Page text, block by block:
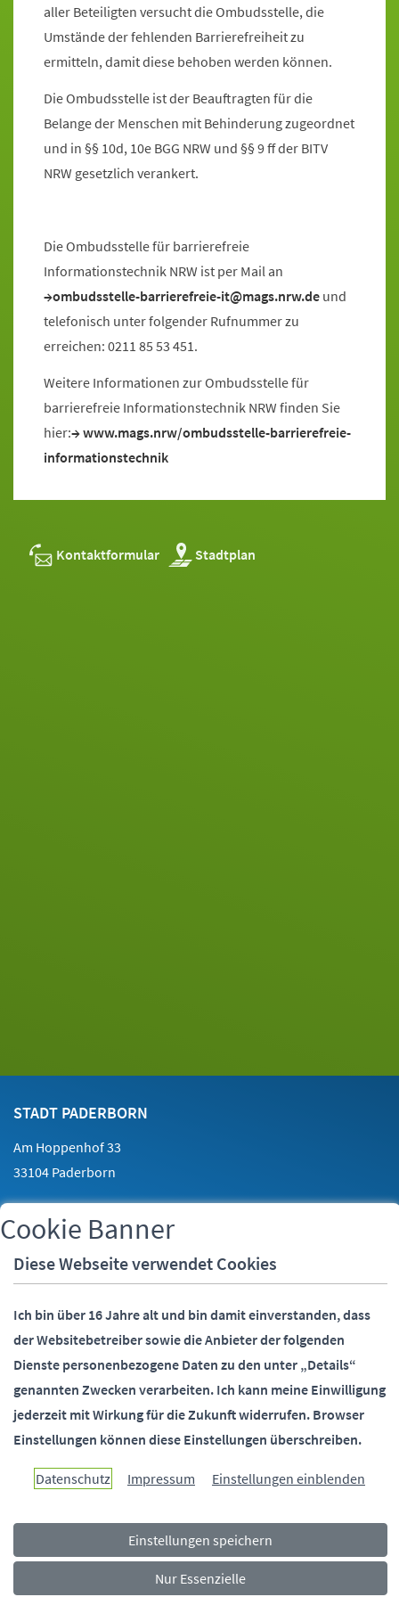
aller Beteiligten versucht die Ombudsstelle, die
Umstände der fehlenden Barrierefreiheit zu
ermitteln, damit diese behoben werden können.
Die Ombudsstelle ist der Beauftragten für die
Belange der Menschen mit Behinderung zugeordnet
und in §§ 10d, 10e BGG NRW und §§ 9 ff der BITV
NRW gesetzlich verankert.
Die Ombudsstelle für barrierefreie
Informationstechnik NRW ist per Mail an
ombudsstelle-barrierefreie-it@mags.nrw.de und
telefonisch unter folgender Rufnummer zu
erreichen: 0211 85 53 451.
Weitere Informationen zur Ombudsstelle für
barrierefreie Informationstechnik NRW finden Sie
hier:
www.mags.nrw/ombudsstelle-barrierefreie-
informationstechnik
Kontaktformular Stadtplan
STADT PADERBORN
Am Hoppenhof 33
33104 Paderborn
Telefon:05251 88-0
SOCIALMEDIA
Paderborn überzeugt.
Rechtliches
Navigationsmenü Impressum Datenschutz Barrierefreiheit
Cookie Banner
Diese Webseite verwendet Cookies
Ich bin über 16 Jahre alt und bin damit einverstanden, dass
der Websitebetreiber sowie die Anbieter der folgenden
Dienste personenbezogene Daten zu den unter „Details“
genannten Zwecken verarbeiten. Ich kann meine Einwilligung
jederzeit mit Wirkung für die Zukunft widerrufen. Browser
Einstellungen können diese Einstellungen überschreiben.
Datenschutz Impressum Einstellungen einblenden
Einstellungen speichern
Nur Essenzielle